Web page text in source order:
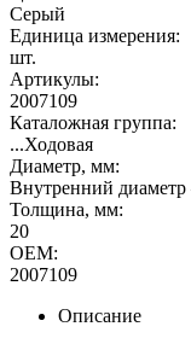
Серый
Единица измерения:
шт.
Артикулы:
2007109
Каталожная группа:
...Ходовая
Диаметр, мм:
Внутренний
Толщина, мм:
20
OEM:
2007109
Описание